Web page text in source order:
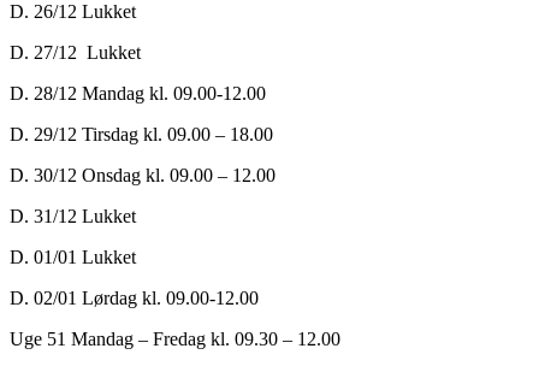
D. 26/12 Lukket
D. 27/12 Lukket
D. 28/12 Mandag kl. 09.00-12.00
D. 29/12 Tirsdag kl. 09.00 – 18.00
D. 30/12 Onsdag kl. 09.00 – 12.00
D. 31/12 Lukket
D. 01/01 Lukket
D. 02/01 Lørdag kl. 09.00-12.00
Uge 51 Mandag – Fredag kl. 09.30 – 12.00